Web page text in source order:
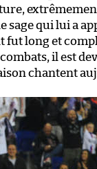
qui lui a
fut long et
il est
chantent